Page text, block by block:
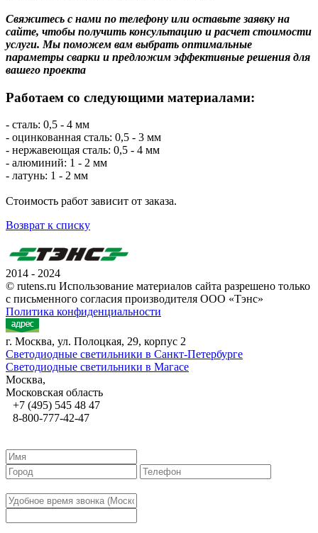
Свяжитесь с нами по телефону или оставьте заявку на
сайте, чтобы получить консультацию и расчет стоимости
услуги. Мы поможем вам выбрать оптимальные
параметры сварки и предложим эффективные решения для
вашего проекта
Работаем со следующими материалами:
- сталь: 0,5 - 4 мм
- оцинкованная сталь: 0,5 - 3 мм
- нержавеющая сталь: 0,5 - 4 мм
- алюминий: 1 - 2 мм
- латунь: 1 - 2 мм
Стоимость работ зависит от заказа.
Возврат к списку
2014 - 2024
© rutens.ru Использование материалов сайта разрешено только
с письменного согласия производителя ООО «Тэнс»
Политика конфиденциальности
г. Москва, ул. Полоцкая, 29, корпус 2
Светодиодные светильники в Санкт-Петербурге
Светодиодные светильники в Магасе
Москва,
Московская область
+7 (495) 545 48 47
8-800-777-42-47